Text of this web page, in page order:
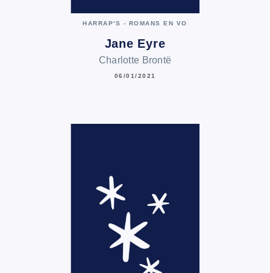
HARRAP'S - ROMANS EN VO
Jane Eyre
Charlotte Brontë
06/01/2021